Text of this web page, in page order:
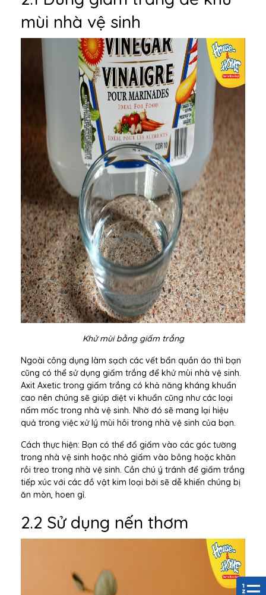
mùi nhà vệ sinh
Khử mùi bằng giấm trắng
Ngoài công dụng làm sạch các vết bẩn quần áo thì bạn
cũng có thể sử dụng giấm trắng để khử mùi nhà vệ sinh.
Axit Axetic trong giấm trắng có khả năng kháng khuẩn
cao nên chúng sẽ giúp diệt vi khuẩn cũng như các loại
nấm mốc trong nhà vệ sinh. Nhờ đó sẽ mang lại hiệu
quả trong việc xử lý mùi hôi trong nhà vệ sinh của bạn.
Cách thực hiện: Bạn có thể đổ giấm vào các góc tường
trong nhà vệ sinh hoặc nhỏ giấm vào bông hoặc khăn
rồi treo trong nhà vệ sinh. Cần chú ý tránh để giấm trắng
tiếp xúc với các đồ vật kim loại bởi sẽ dễ khiến chúng bị
ăn mòn, hoen gỉ.
2.2 Sử dụng nến thơm